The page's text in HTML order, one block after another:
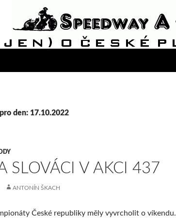
den: 17.10.2022
SLOVÁCI V AKCI 437
ANTONÍN ŠKACH
České republiky měly vyvrcholit o víkendu.